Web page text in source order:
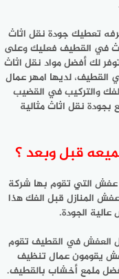
تعطيك جودة نقل اثاث
في القطيف فعليك وعلى
لك أفضل مواد نقل اثاث
لديها امهر عمال
والتركيب في القضيب
نقل اثاث مثالية
قبل وبعد ؟
عفش التي تقوم بها شركة
المنازل قبل الفك هذا
الجودة.
العفش في القطيف تقوم
يقومون عمال تنظيف
ملمع أخشاب بالقطيف.